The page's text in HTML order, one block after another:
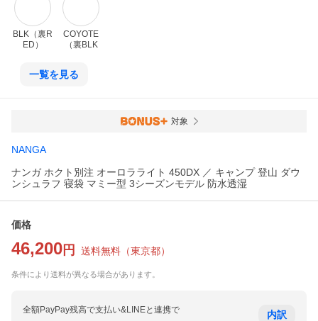
BLK（裏R
ED）
COYOTE
（裏BLK
一覧を見る
対象
NANGA
ナンガ ホクト別注 オーロラライト 450DX ／ キャンプ 登山 ダウ
ンシュラフ 寝袋 マミー型 3シーズンモデル 防水透湿
価格
46,200 円 送料無料 （東京都）
条件により送料が異なる場合があります。
全額PayPay残高で支払い&LINEと連携で 内訳